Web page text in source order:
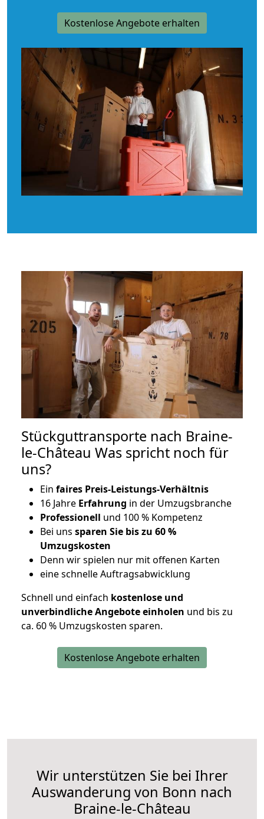
Kostenlose Angebote erhalten
Stückguttransporte nach Braine-
le-Château Was spricht noch für
uns?
Ein faires Preis-Leistungs-Verhältnis
16 Jahre Erfahrung in der Umzugsbranche
Professionell und 100 % Kompetenz
Bei uns sparen Sie bis zu 60 %
Umzugskosten
Denn wir spielen nur mit offenen Karten
eine schnelle Auftragsabwicklung
Schnell und einfach kostenlose und
unverbindliche Angebote einholen und bis zu
ca. 60 % Umzugskosten sparen.
Kostenlose Angebote erhalten
Wir unterstützen Sie bei Ihrer
Auswanderung von Bonn nach
Braine-le-Château